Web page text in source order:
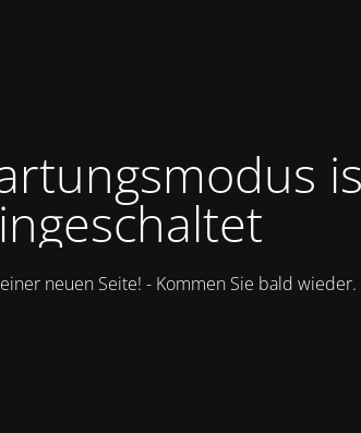
neuen Seite! - Kommen Sie bald wieder.